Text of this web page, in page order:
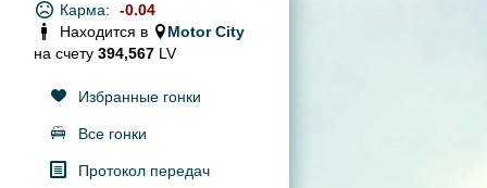
Карма:
-0.04
Находится в
Motor City
на счету 394,567 LV
Избранные гонки
Все гонки
Протокол передач